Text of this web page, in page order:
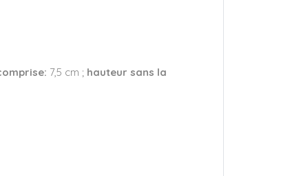
7,5 cm ; hauteur sans la